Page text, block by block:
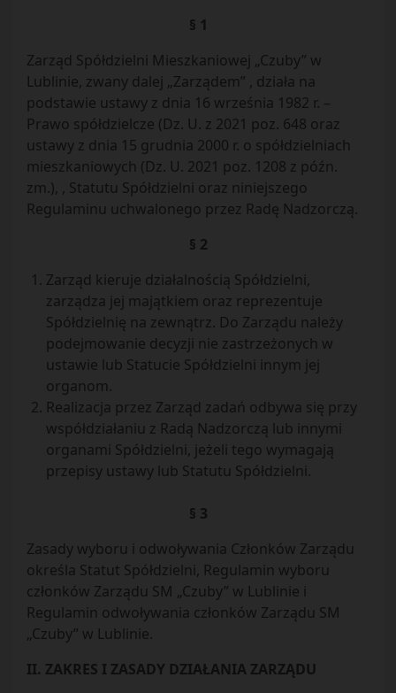
§ 1
Zarząd Spółdzielni Mieszkaniowej „Czuby” w
Lublinie, zwany dalej „Zarządem” , działa na
podstawie ustawy z dnia 16 września 1982 r. –
Prawo spółdzielcze (Dz. U. z 2021 poz. 648 oraz
ustawy z dnia 15 grudnia 2000 r. o spółdzielniach
mieszkaniowych (Dz. U. 2021 poz. 1208 z późn.
zm.), , Statutu Spółdzielni oraz niniejszego
Regulaminu uchwalonego przez Radę Nadzorczą.
§ 2
Zarząd kieruje działalnością Spółdzielni,
zarządza jej majątkiem oraz reprezentuje
Spółdzielnię na zewnątrz. Do Zarządu należy
podejmowanie decyzji nie zastrzeżonych w
ustawie lub Statucie Spółdzielni innym jej
organom.
Realizacja przez Zarząd zadań odbywa się przy
współdziałaniu z Radą Nadzorczą lub innymi
organami Spółdzielni, jeżeli tego wymagają
przepisy ustawy lub Statutu Spółdzielni.
§ 3
Zasady wyboru i odwoływania Członków Zarządu
określa Statut Spółdzielni, Regulamin wyboru
członków Zarządu SM „Czuby” w Lublinie i
Regulamin odwoływania członków Zarządu SM
„Czuby” w Lublinie.
II. ZAKRES I ZASADY DZIAŁANIA ZARZĄDU